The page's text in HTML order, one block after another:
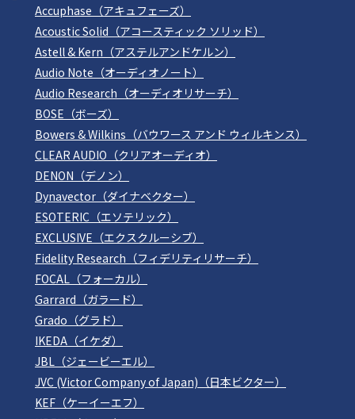
Accuphase（アキュフェーズ）
Acoustic Solid（アコースティック ソリッド）
Astell & Kern（アステルアンドケルン）
Audio Note（オーディオノート）
Audio Research（オーディオリサーチ）
BOSE（ボーズ）
Bowers & Wilkins（バウワース アンド ウィルキンス）
CLEAR AUDIO（クリアオーディオ）
DENON（デノン）
Dynavector（ダイナベクター）
ESOTERIC（エソテリック）
EXCLUSIVE（エクスクルーシブ）
Fidelity Research（フィデリティリサーチ）
FOCAL（フォーカル）
Garrard（ガラード）
Grado（グラド）
IKEDA（イケダ）
JBL（ジェービーエル）
JVC (Victor Company of Japan)（日本ビクター）
KEF（ケーイーエフ）